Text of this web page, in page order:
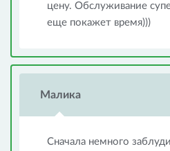
цену. Обслуживание
еще покажет время)))
Малика
Сначала немного